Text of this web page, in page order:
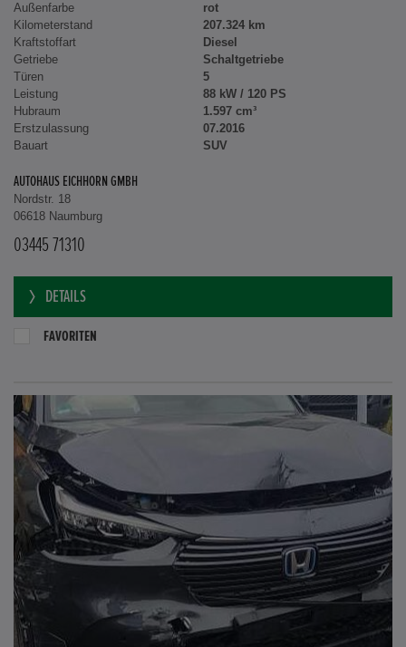
Außenfarbe
rot
Kilometerstand
207.324 km
Kraftstoffart
Diesel
Getriebe
Schaltgetriebe
Türen
5
Leistung
88 kW / 120 PS
Hubraum
1.597 cm³
Erstzulassung
07.2016
Bauart
SUV
AUTOHAUS EICHHORN GMBH
Nordstr. 18
06618 Naumburg
03445 71310
DETAILS
FAVORITEN